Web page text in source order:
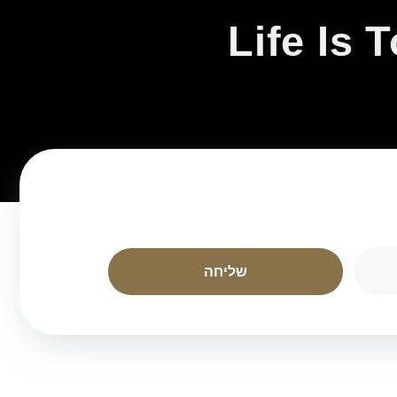
Life Is
שליחה